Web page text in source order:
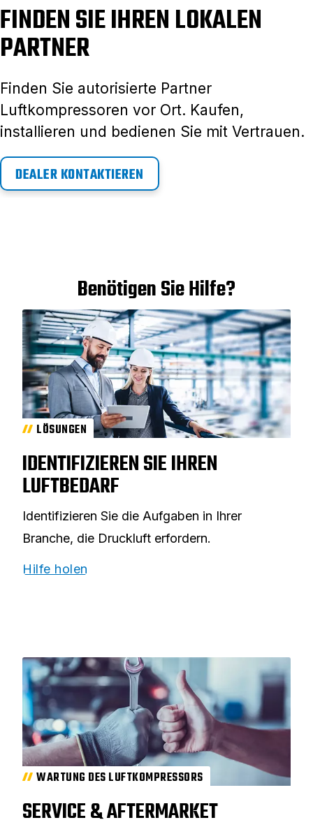
FINDEN SIE IHREN LOKALEN
PARTNER
Finden Sie autorisierte Partner
Luftkompressoren vor Ort. Kaufen,
installieren und bedienen Sie mit Vertrauen.
DEALER KONTAKTIEREN
Benötigen Sie Hilfe?
LÖSUNGEN
IDENTIFIZIEREN SIE IHREN
LUFTBEDARF
Identifizieren Sie die Aufgaben in Ihrer
Branche, die Druckluft erfordern.
Hilfe holen
WARTUNG DES LUFTKOMPRESSORS
SERVICE & AFTERMARKET